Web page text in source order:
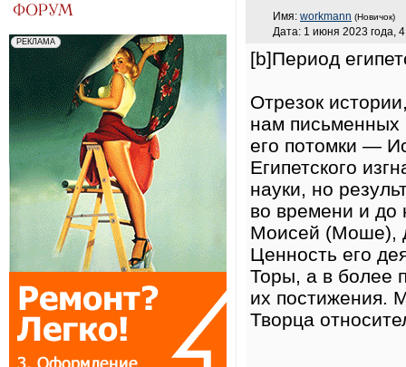
Имя: workmann (Новичок)
Дата: 1 июня 2023 года,
[b]Период
Отрезок
нам письменных
его потомки —
Египетского
науки, но
во времени и до
Моисей (Моше),
Ценность его
Торы, а в более
их постижения.
Творца